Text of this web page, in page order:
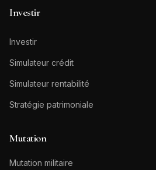
Investir
Investir
Simulateur crédit
Simulateur rentabilité
Stratégie patrimoniale
Mutation
Mutation militaire